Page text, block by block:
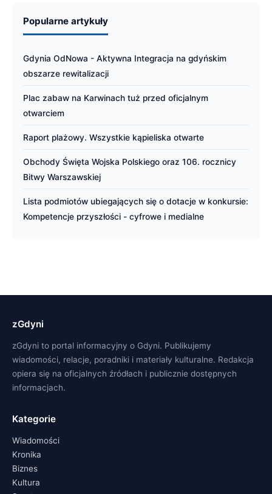
Popularne artykuły
Gdynia OdNowa - Aktywna Integracja na gdyńskim
obszarze rewitalizacji
Plac zabaw na Karwinach tuż przed oficjalnym
otwarciem
Raport plażowy. Wszystkie kąpieliska otwarte
Obchody Święta Wojska Polskiego oraz 106. rocznicy
Bitwy Warszawskiej
Lista podmiotów ubiegających się o dotacje w konkursie:
Kompetencje przyszłości - cyfrowe i medialne
zGdyni
zGdyni to portal informacyjny o Gdyni. Publikujemy
wiadomości, relacje, poradniki i materiały kulturalne. Redakcja
opiera się na oficjalnych źródłach i publicznie dostępnych
informacjach.
Kategorie
Wiadomości
Kronika
Biznes
Kultura